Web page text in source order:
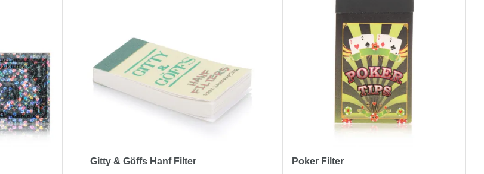
Gitty & Göffs Hanf Filter Poker Filter